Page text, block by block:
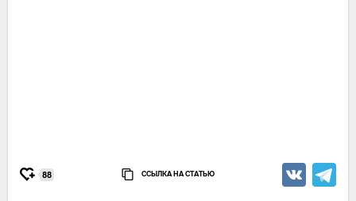
88 ССЫЛКА НА СТАТЬЮ